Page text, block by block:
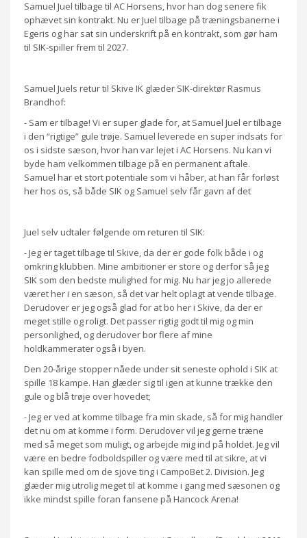
Samuel Juel tilbage til AC Horsens, hvor han dog senere fik
ophævet sin kontrakt. Nu er Juel tilbage på træningsbanerne i
Egeris og har sat sin underskrift på en kontrakt, som gør ham
til SIK-spiller frem til 2027.
Samuel Juels retur til Skive IK glæder SIK-direktør Rasmus
Brandhof:
- Sam er tilbage! Vi er super glade for, at Samuel Juel er tilbage
i den “rigtige” gule trøje. Samuel leverede en super indsats for
os i sidste sæson, hvor han var lejet i AC Horsens. Nu kan vi
byde ham velkommen tilbage på en permanent aftale.
Samuel har et stort potentiale som vi håber, at han får forløst
her hos os, så både SIK og Samuel selv får gavn af det
Juel selv udtaler følgende om returen til SIK:
- Jeg er taget tilbage til Skive, da der er gode folk både i og
omkring klubben. Mine ambitioner er store og derfor så jeg
SIK som den bedste mulighed for mig. Nu har jeg jo allerede
været her i en sæson, så det var helt oplagt at vende tilbage.
Derudover er jeg også glad for at bo her i Skive, da der er
meget stille og roligt. Det passer rigtig godt til mig og min
personlighed, og derudover bor flere af mine
holdkammerater også i byen.
Den 20-årige stopper nåede under sit seneste ophold i SIK at
spille 18 kampe. Han glæder sig til igen at kunne trække den
gule og blå trøje over hovedet;
- Jeg er ved at komme tilbage fra min skade, så for mig handler
det nu om at komme i form. Derudover vil jeg gerne træne
med så meget som muligt, og arbejde mig ind på holdet. Jeg vil
være en bedre fodboldspiller og være med til at sikre, at vi
kan spille med om de sjove ting i CampoBet 2. Division. Jeg
glæder mig utrolig meget til at komme i gang med sæsonen og
ikke mindst spille foran fansene på Hancock Arena!